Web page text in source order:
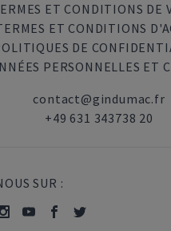
ET CONDITIONS DE
ET CONDITIONS
DE
PERSONNELLES ET
contact@gindumac.fr
+49 631 343738 20
SUR :